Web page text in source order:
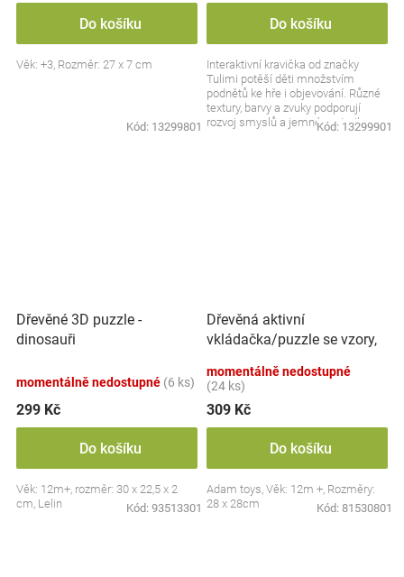
Do košíku
Věk: +3, Rozměr: 27 x 7 cm
Kód: 13299801
Do košíku
Interaktivní kravička od značky
Tulimi potěší děti množstvím
podnětů ke hře i objevování. Různé
textury, barvy a zvuky podporují
rozvoj smyslů a jemné motoriky.
Kód: 13299901
Dřevěné 3D puzzle -
dinosauři
momentálně nedostupné (6 ks)
299 Kč
Do košíku
Věk: 12m+, rozměr: 30 x 22,5 x 2
cm, Lelin
Kód: 93513301
Dřevěná aktivní
vkládačka/puzzle se vzory,
momentálně nedostupné
(24 ks)
309 Kč
Do košíku
Adam toys, Věk: 12m +, Rozměry:
28 x 28cm
Kód: 81530801